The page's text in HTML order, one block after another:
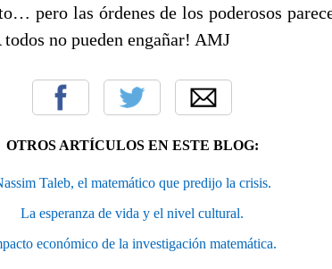
pero las órdenes de los poderosos
no pueden engañar! AMJ
OTROS ARTÍCULOS EN ESTE BLOG:
Taleb, el matemático que predijo la crisis.
La esperanza de vida y el nivel cultural.
económico de la investigación matemática.